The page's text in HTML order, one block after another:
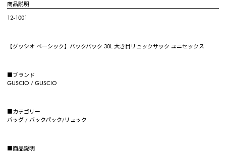
商品説明
12-1001
【グッシオ ベーシック】バックパック 30L 大き目リュックサック ユニセックス
■ブランド
GUSCIO / GUSCIO
■カテゴリー
バッグ / バックパック/リュック
■商品説明